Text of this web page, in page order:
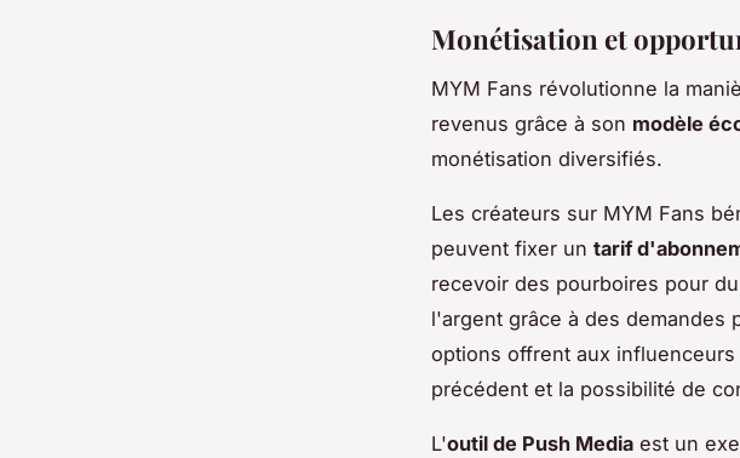
Monétisation et
MYM Fans révolutionne la
revenus grâce à son modèle
monétisation diversifiés.
Les créateurs sur MYM Fans
peuvent fixer un tarif
recevoir des pourboires pour
l'argent grâce à des demandes
options offrent aux
précédent et la possibilité de
L'outil de Push Media est un